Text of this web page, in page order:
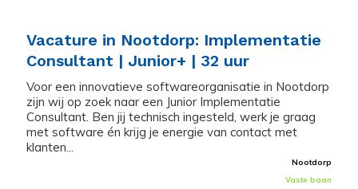
Vacature in Nootdorp: Implementatie
Consultant | Junior+ | 32 uur
Voor een innovatieve softwareorganisatie in Nootdorp
zijn wij op zoek naar een Junior Implementatie
Consultant. Ben jij technisch ingesteld, werk je graag
met software én krijg je energie van contact met
klanten...
Nootdorp
Vaste baan